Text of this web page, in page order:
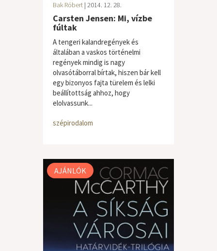
Bak Róbert | 2014. 12. 28.
Carsten Jensen: Mi, vízbe
fúltak
A tengeri kalandregények és
általában a vaskos történelmi
regények mindig is nagy
olvasótáborral bírtak, hiszen bár kell
egy bizonyos fajta türelem és lelki
beállítottság ahhoz, hogy
elolvassunk...
szépirodalom
AJÁNLÓK